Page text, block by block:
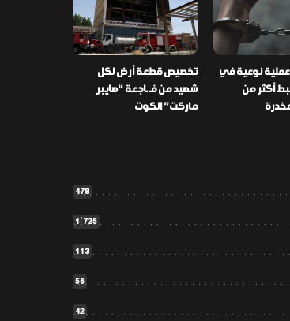
عملية نوعية في
أكثر من
تخصيص قطعة أرض لكل
شهيد من فـ ـاجعة “هايبر
ماركت” الكوت
478
1٬725
113
56
42